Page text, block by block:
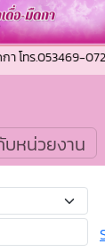
ทร.053469-072
บหน่วยงาน